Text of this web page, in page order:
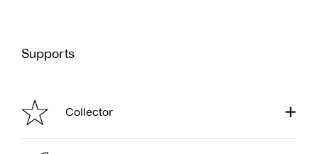
Supports
Collector